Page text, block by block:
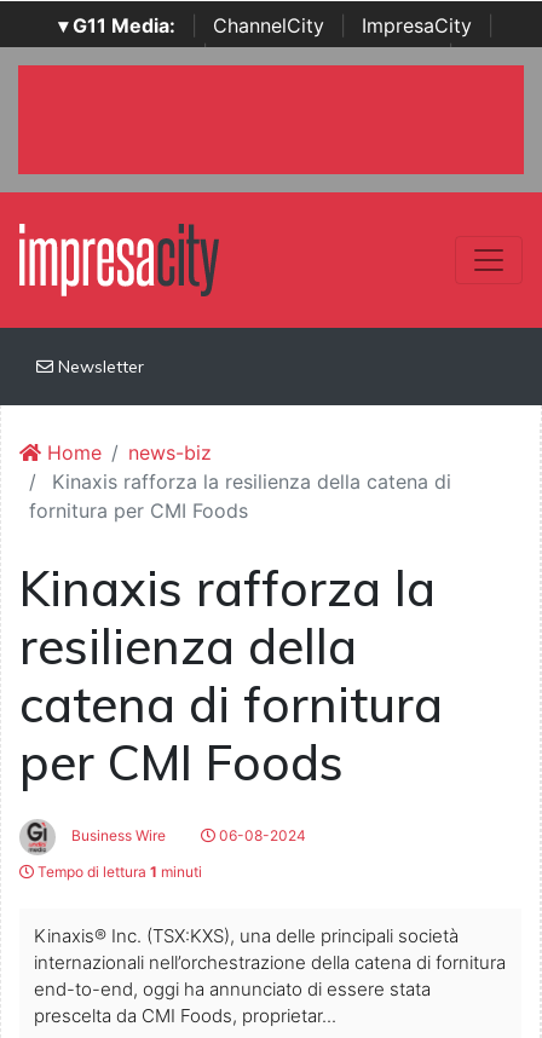
▾ G11 Media: ChannelCity ImpresaCity
SecurityOpenLab | Italian Channel Awards | Italian
Newsletter
Home
news-biz
Kinaxis rafforza la resilienza della catena di
fornitura per CMI Foods
Kinaxis rafforza la
resilienza della
catena di fornitura
per CMI Foods
Business Wire
06-08-2024
Tempo di lettura 1 minuti
Kinaxis® Inc. (TSX:KXS), una delle principali società
internazionali nell’orchestrazione della catena di fornitura
end-to-end, oggi ha annunciato di essere stata
prescelta da CMI Foods, proprietar...